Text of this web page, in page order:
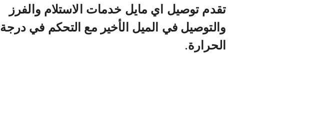
تقدم توصيل اي مايل خدمات الاستلام والفرز
والتوصيل في الميل الأخير مع التحكم في درجة
الحرارة.